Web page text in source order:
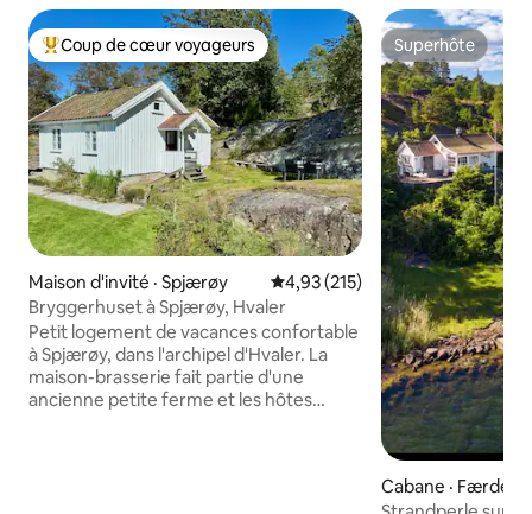
Coup de cœur voyageurs parmi les plus aimés
Coup de cœur voyageurs
Maison d'invité · Spjærøy Note moyenne de 4,93 sur 5,
4,93 (215)
Bryggerhuset à Spjærøy, Hvaler
Petit logement de vacances confortable
à Spjærøy, dans l'archipel d'Hvaler. La
maison-brasserie fait partie d'une
ancienne petite ferme et les hôtes
Superhôte
Superhôte
Cabane · Færder